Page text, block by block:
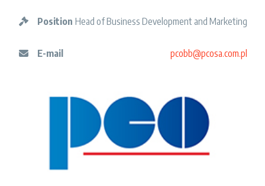
Position Head of Business Development and Marketing
E-mail pcobb@pcosa.com.pl